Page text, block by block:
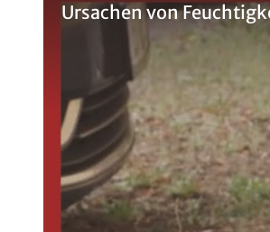
Ursachen von